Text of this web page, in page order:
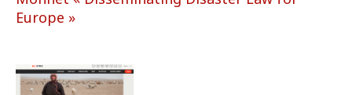
Europe »